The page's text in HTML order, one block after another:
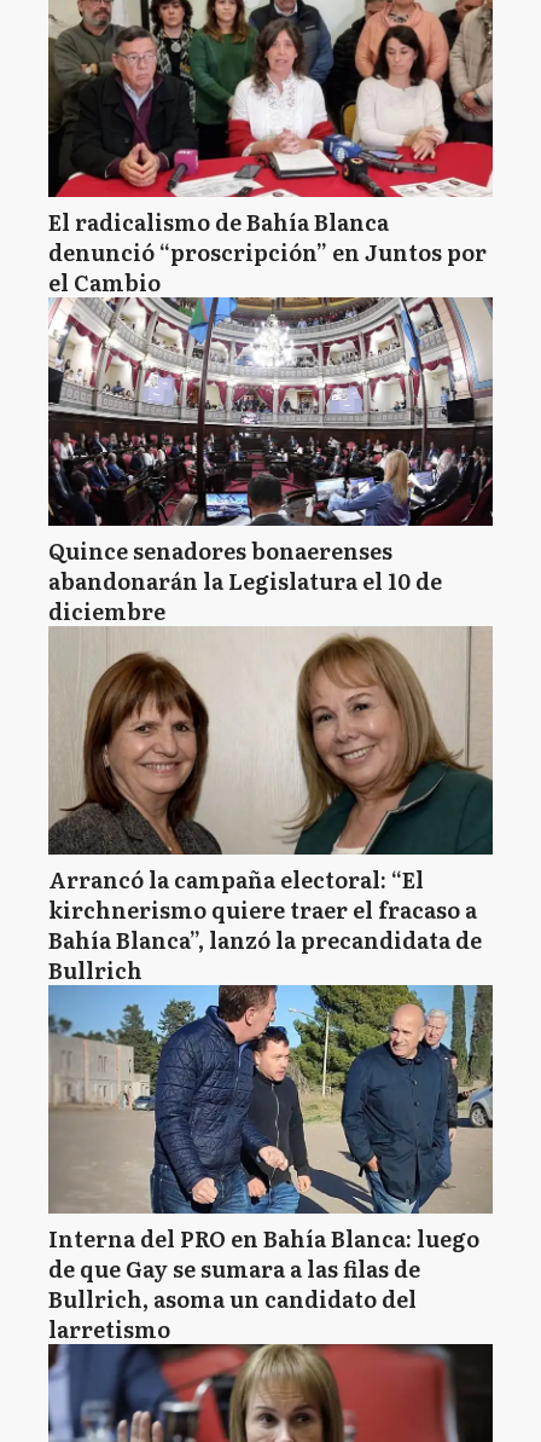
El radicalismo de Bahía Blanca
denunció “proscripción” en Juntos por
el Cambio
Quince senadores bonaerenses
abandonarán la Legislatura el 10 de
diciembre
Arrancó la campaña electoral: “El
kirchnerismo quiere traer el fracaso a
Bahía Blanca”, lanzó la precandidata de
Bullrich
Interna del PRO en Bahía Blanca: luego
de que Gay se sumara a las filas de
Bullrich, asoma un candidato del
larretismo